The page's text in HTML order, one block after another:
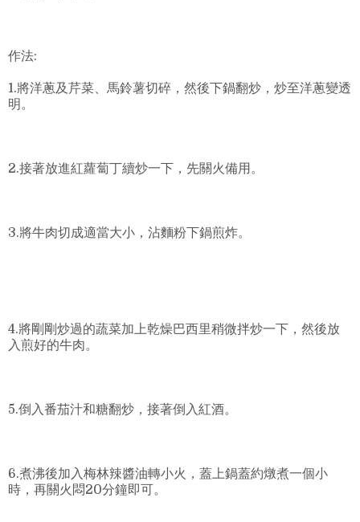
作法:
1.將洋蔥及芹菜、馬鈴薯切碎，然後下鍋翻炒，炒至洋蔥變透
明。
2.接著放進紅蘿蔔丁續炒一下，先關火備用。
3.將牛肉切成適當大小，沾麵粉下鍋煎炸。
4.將剛剛炒過的蔬菜加上乾燥巴西里稍微拌炒一下，然後放
入煎好的牛肉。
5.倒入番茄汁和糖翻炒，接著倒入紅酒。
6.煮沸後加入梅林辣醬油轉小火，蓋上鍋蓋約燉煮一個小
時，再關火悶20分鐘即可。